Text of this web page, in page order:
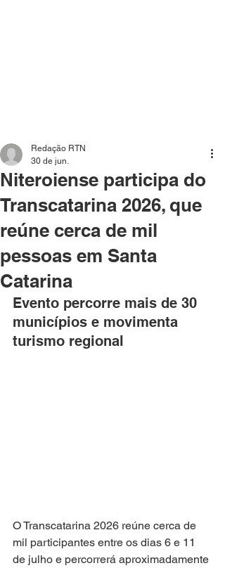
Niteroiense participa do
Transcatarina 2026, que
reúne cerca de mil
pessoas em Santa
Catarina
Redação RTN
30 de jun.
Evento percorre mais de 30
municípios e movimenta
turismo regional
O Transcatarina 2026 reúne cerca de
mil participantes entre os dias 6 e 11
de julho e percorrerá aproximadamente